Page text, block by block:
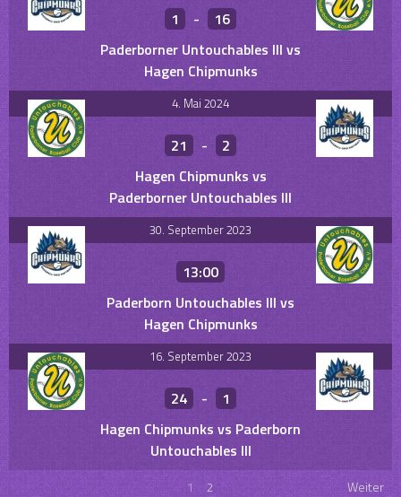
1 -
16
Paderborner Untouchables III vs
Hagen Chipmunks
4. Mai 2024
21 -
2
Hagen Chipmunks vs
Paderborner Untouchables III
30. September 2023
13:00
Paderborn Untouchables III vs
Hagen Chipmunks
16. September 2023
24 -
1
Hagen Chipmunks vs Paderborn
Untouchables III
1 2 Weiter